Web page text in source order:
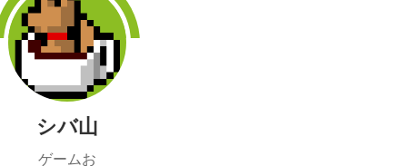
シバ山
ゲームお